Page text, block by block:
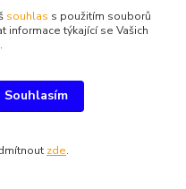
souhlas s použitím souborů
informace týkající se Vašich
Souhlasím
zde.